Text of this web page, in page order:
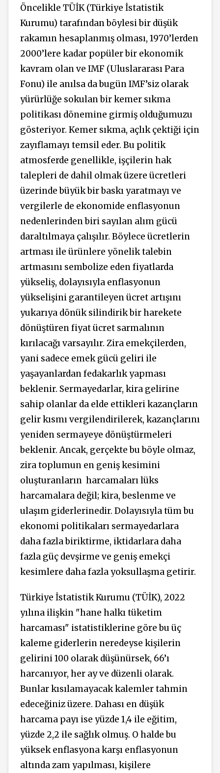
Öncelikle TÜİK (Türkiye İstatistik
Kurumu) tarafından böylesi bir düşük
rakamın hesaplanmış olması, 1970’lerden
2000’lere kadar popüler bir ekonomik
kavram olan ve IMF (Uluslararası Para
Fonu) ile anılsa da bugün IMF’siz olarak
yürürlüğe sokulan bir kemer sıkma
politikası dönemine girmiş olduğumuzu
gösteriyor. Kemer sıkma, açlık çektiği için
zayıflamayı temsil eder. Bu politik
atmosferde genellikle, işçilerin hak
talepleri de dahil olmak üzere ücretleri
üzerinde büyük bir baskı yaratmayı ve
vergilerle de ekonomide enflasyonun
nedenlerinden biri sayılan alım gücü
daraltılmaya çalışılır. Böylece ücretlerin
artması ile ürünlere yönelik talebin
artmasını sembolize eden fiyatlarda
yükseliş, dolayısıyla enflasyonun
yükselişini garantileyen ücret artışını
yukarıya dönük silindirik bir harekete
dönüştüren fiyat ücret sarmalının
kırılacağı varsayılır. Zira emekçilerden,
yani sadece emek gücü geliri ile
yaşayanlardan fedakarlık yapması
beklenir. Sermayedarlar, kira gelirine
sahip olanlar da elde ettikleri kazançların
gelir kısmı vergilendirilerek, kazançlarını
yeniden sermayeye dönüştürmeleri
beklenir. Ancak, gerçekte bu böyle olmaz,
zira toplumun en geniş kesimini
oluşturanların harcamaları lüks
harcamalara değil; kira, beslenme ve
ulaşım giderlerinedir. Dolayısıyla tüm bu
ekonomi politikaları sermayedarlara
daha fazla biriktirme, iktidarlara daha
fazla güç devşirme ve geniş emekçi
kesimlere daha fazla yoksullaşma getirir.
Türkiye İstatistik Kurumu (TÜİK), 2022
yılına ilişkin "hane halkı tüketim
harcaması" istatistiklerine göre bu üç
kaleme giderlerin neredeyse kişilerin
gelirini 100 olarak düşünürsek, 66’ı
harcanıyor, her ay ve düzenli olarak.
Bunlar kısılamayacak kalemler tahmin
edeceğiniz üzere. Dahası en düşük
harcama payı ise yüzde 1,4 ile eğitim,
yüzde 2,2 ile sağlık olmuş. O halde bu
yüksek enflasyona karşı enflasyonun
altında zam yapılması, kişilere